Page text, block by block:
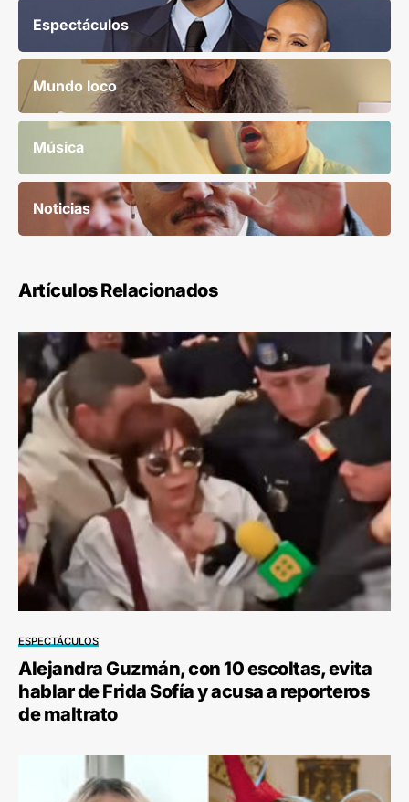
Espectáculos
Mundo loco
Música
Noticias
Artículos Relacionados
ESPECTÁCULOS
Alejandra Guzmán, con 10 escoltas, evita
hablar de Frida Sofía y acusa a reporteros
de maltrato